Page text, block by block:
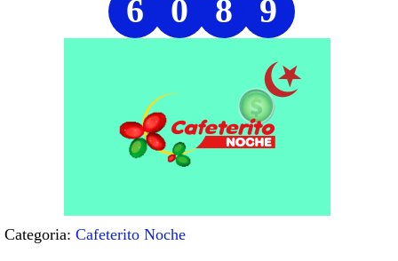
6 0 8 9
Categoria: Cafeterito Noche